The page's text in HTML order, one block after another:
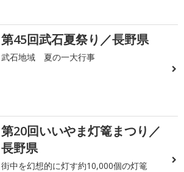
第45回武石夏祭り／長野県
武石地域 夏の一大行事
第20回いいやま灯篭まつり／
長野県
街中を幻想的に灯す約10,000個の灯篭